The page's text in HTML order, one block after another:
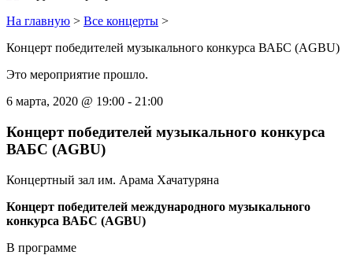
На главную > Все концерты >
Концерт победителей музыкального конкурса ВАБС (AGBU)
Это мероприятие прошло.
6 марта, 2020 @ 19:00 - 21:00
Концерт победителей музыкального конкурса
ВАБС (AGBU)
Концертный зал им. Арама Хачатуряна
Концерт победителей международного музыкального
конкурса ВАБС (AGBU)
В программе